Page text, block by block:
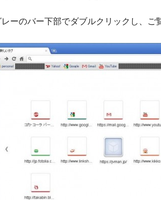
レーのバー下部でダブルクリックし、ご